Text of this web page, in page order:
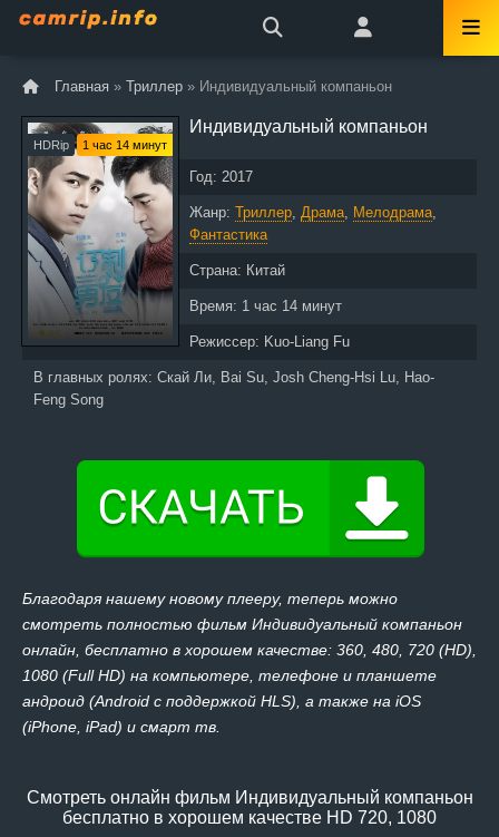
Главная » Триллер » Индивидуальный компаньон
HDRip 1 час 14 минут
Индивидуальный компаньон
Год: 2017
Жанр: Триллер, Драма, Мелодрама,
Фантастика
Страна: Китай
Время: 1 час 14 минут
Режиссер: Kuo-Liang Fu
В главных ролях: Скай Ли, Bai Su, Josh Cheng-Hsi Lu, Hao-
Feng Song
Благодаря нашему новому плееру, теперь можно
смотреть полностью фильм Индивидуальный компаньон
онлайн, бесплатно в хорошем качестве: 360, 480, 720 (HD),
1080 (Full HD) на компьютере, телефоне и планшете
андроид (Android с поддержкой HLS), а также на iOS
(iPhone, iPad) и смарт тв.
Смотреть онлайн фильм Индивидуальный компаньон
бесплатно в хорошем качестве HD 720, 1080